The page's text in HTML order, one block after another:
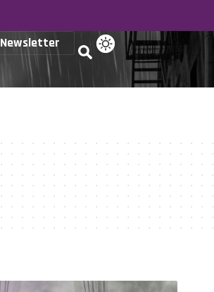
Newsletter